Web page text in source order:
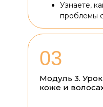
Узнаете,
проблемы
Модуль 3.
коже и
03